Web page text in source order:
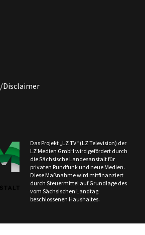
Disclaimer
Das Projekt „LZ TV“ (LZ Television) der
LZ Medien GmbH wird gefördert durch
die Sächsische Landesanstalt für
privaten Rundfunk und neue Medien.
Diese Maßnahme wird mitfinanziert
durch Steuermittel auf Grundlage des
vom Sächsischen Landtag
beschlossenen Haushaltes.